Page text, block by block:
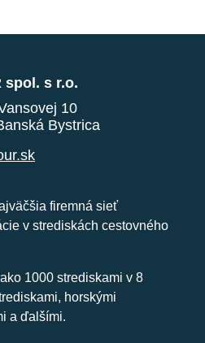
spol. s r.o.
10
Bystrica
firemná sieť
v strediskách cestovného
1000 strediskami v 8
horskými
a ďalšími.